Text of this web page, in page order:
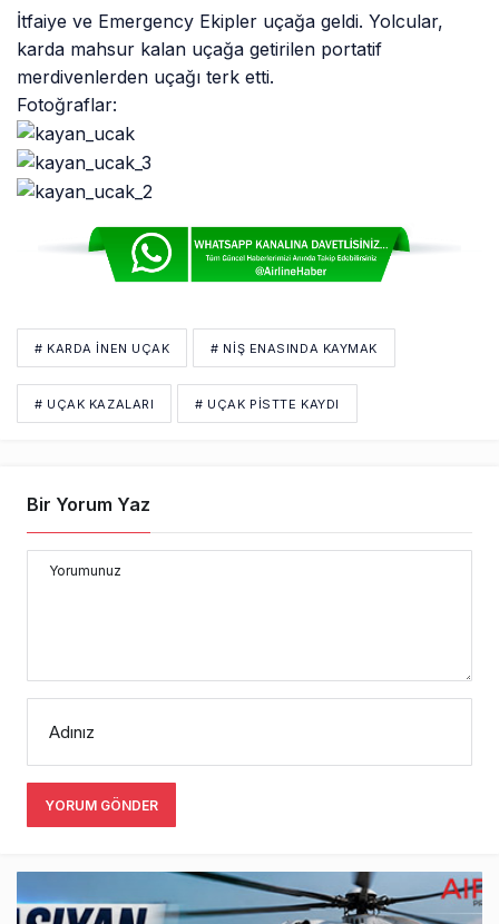
İtfaiye ve Emergency Ekipler uçağa geldi. Yolcular,
karda mahsur kalan uçağa getirilen portatif
merdivenlerden uçağı terk etti.
Fotoğraflar:
# KARDA INEN UÇAK # NIŞ ENASINDA KAYMAK
# UÇAK KAZALARI # UÇAK PISTTE KAYDI
Bir Yorum Yaz
Yorumunuz
Adınız
YORUM GÖNDER